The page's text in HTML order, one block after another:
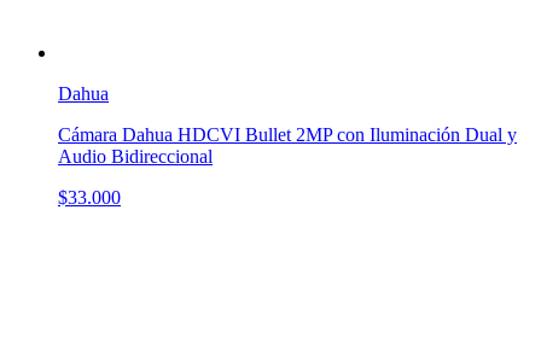
Dahua
Cámara Dahua HDCVI Bullet 2MP con Iluminación Dual y
Audio Bidireccional
$33.000